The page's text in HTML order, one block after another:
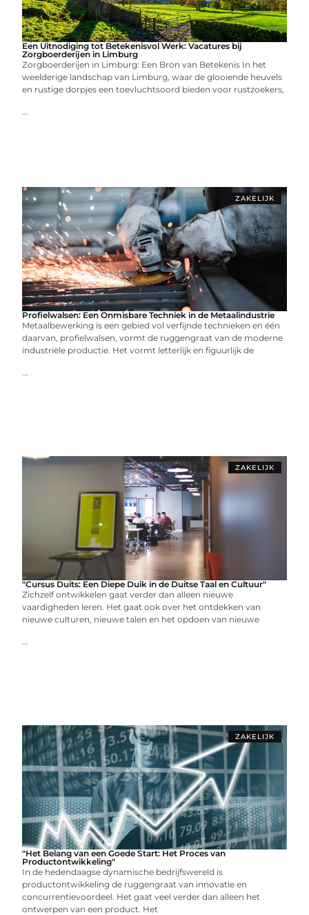
Een Uitnodiging tot Betekenisvol Werk: Vacatures bij
Zorgboerderijen in Limburg
Zorgboerderijen in Limburg: Een Bron van Betekenis In het
weelderige landschap van Limburg, waar de glooiende heuvels
en rustige dorpjes een toevluchtsoord bieden voor rustzoekers,
...
ZAKELIJK
Profielwalsen: Een Onmisbare Techniek in de Metaalindustrie
Metaalbewerking is een gebied vol verfijnde technieken en één
daarvan, profielwalsen, vormt de ruggengraat van de moderne
industriële productie. Het vormt letterlijk en figuurlijk de
...
ZAKELIJK
"Cursus Duits: Een Diepe Duik in de Duitse Taal en Cultuur"
Zichzelf ontwikkelen gaat verder dan alleen nieuwe
vaardigheden leren. Het gaat ook over het ontdekken van
nieuwe culturen, nieuwe talen en het opdoen van nieuwe
...
ZAKELIJK
"Het Belang van een Goede Start: Het Proces van
Productontwikkeling"
In de hedendaagse dynamische bedrijfswereld is
productontwikkeling de ruggengraat van innovatie en
concurrentievoordeel. Het gaat veel verder dan alleen het
ontwerpen van een product. Het